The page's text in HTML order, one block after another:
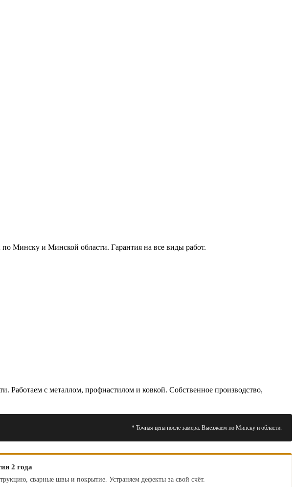
Минску и Минской области. Гарантия на все виды работ.
Работаем с металлом, профнастилом и ковкой. Собственное производство,
* Точная цена после замера. Выезжаем по Минску и области.
2 года
сварные швы и покрытие. Устраняем дефекты за свой счёт.